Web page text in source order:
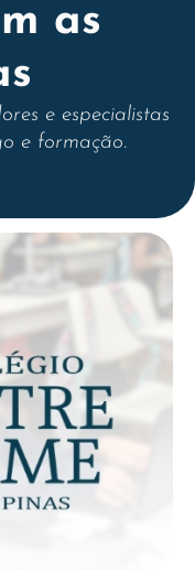
as
e especialistas
e formação.